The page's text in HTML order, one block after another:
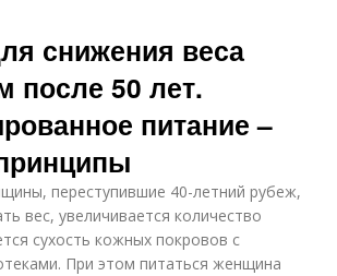
снижения веса
после 50 лет.
питание –
переступившие 40-летний рубеж,
вес, увеличивается количество
сухость кожных покровов с
При этом питаться женщина